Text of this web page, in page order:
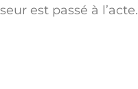
est passé à l’acte.